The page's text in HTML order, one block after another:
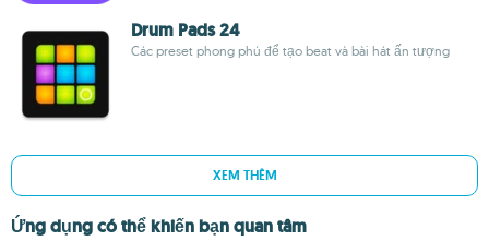
Drum Pads 24
Các preset phong phú để tạo beat và bài hát ấn tượng
XEM THÊM
Ứng dụng có thể khiến bạn quan tâm